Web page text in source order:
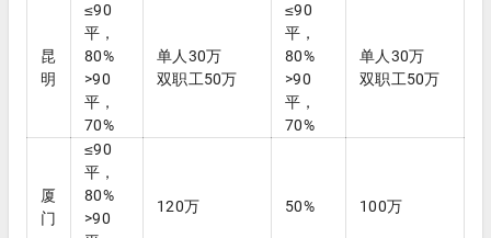
昆
明
≤90
平，
80%
>90
平，
70%
单人30万
双职工50万
≤90
平，
80%
>90
平，
70%
单人30万
双职工50万
厦
门
≤90
平，
80%
>90
120万 50% 100万